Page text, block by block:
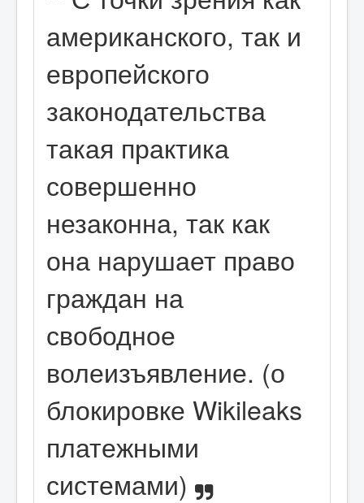
американского, так и
европейского
законодательства
такая практика
совершенно
незаконна, так как
она нарушает право
граждан на
свободное
волеизъявление. (о
блокировке Wikileaks
платежными
системами)